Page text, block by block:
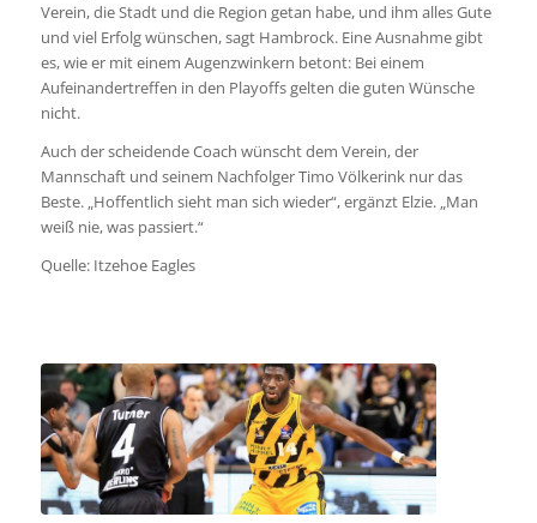
Verein, die Stadt und die Region getan habe, und ihm alles Gute
und viel Erfolg wünschen, sagt Hambrock. Eine Ausnahme gibt
es, wie er mit einem Augenzwinkern betont: Bei einem
Aufeinandertreffen in den Playoffs gelten die guten Wünsche
nicht.
Auch der scheidende Coach wünscht dem Verein, der
Mannschaft und seinem Nachfolger Timo Völkerink nur das
Beste. „Hoffentlich sieht man sich wieder“, ergänzt Elzie. „Man
weiß nie, was passiert.“
Quelle: Itzehoe Eagles